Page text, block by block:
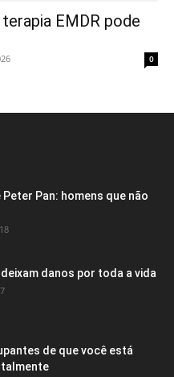
EMDR pode
0
Pan: homens que não
danos por toda a vida
de que você está